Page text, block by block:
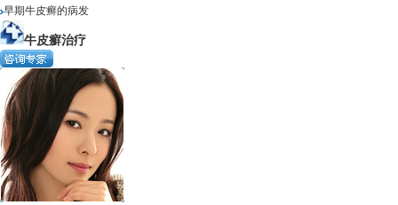
早期牛皮癣的病发
牛皮癬治疗